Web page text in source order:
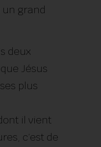
un grand
deux
Jésus
plus
il vient
c’est de